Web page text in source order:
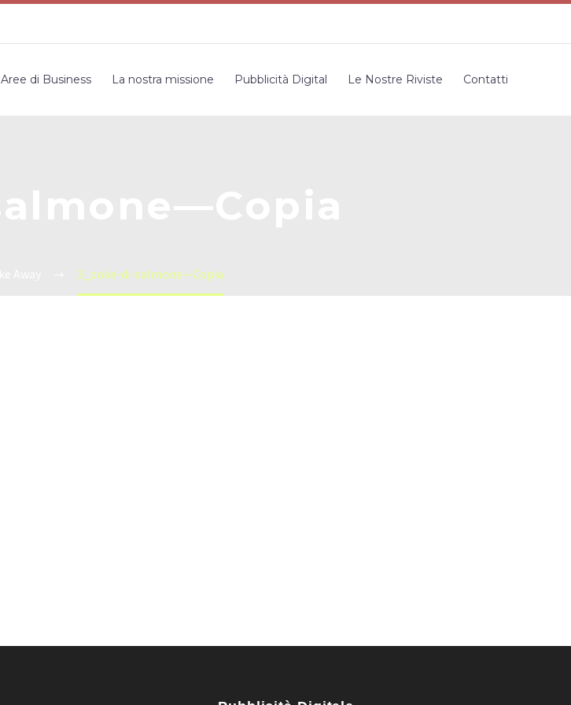
Aree di Business La nostra missione Pubblicità Digital Le Nostre Riviste Contatti
3_poke-di-salmone—Copia